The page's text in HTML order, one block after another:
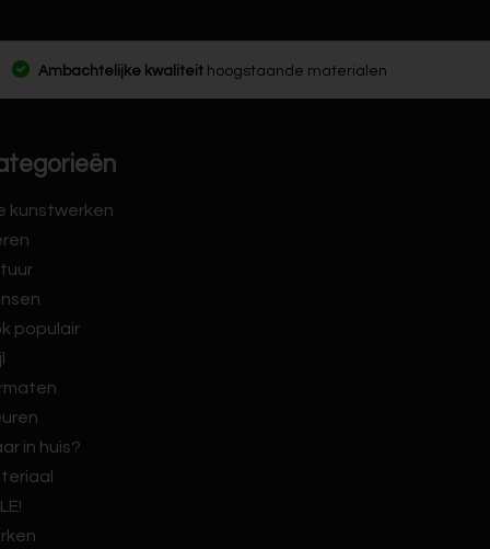
Ambachtelijke kwaliteit hoogstaande materialen
kunstwerken
populair
in huis?